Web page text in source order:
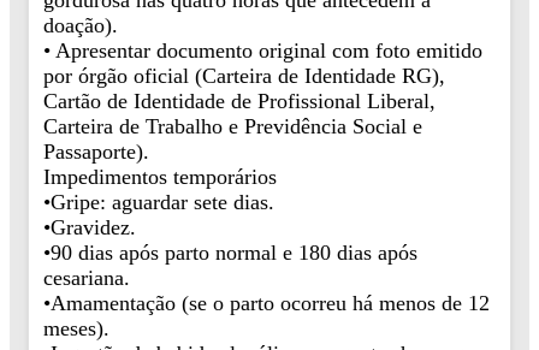
doação).
• Apresentar documento original com foto emitido
por órgão oficial (Carteira de Identidade RG),
Cartão de Identidade de Profissional Liberal,
Carteira de Trabalho e Previdência Social e
Passaporte).
Impedimentos temporários
•Gripe: aguardar sete dias.
•Gravidez.
•90 dias após parto normal e 180 dias após
cesariana.
•Amamentação (se o parto ocorreu há menos de 12
meses).